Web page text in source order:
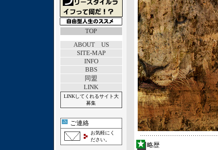
TOP
ABOUT US
SITE-MAP
INFO
BBS
同盟
LINK
LINKしてくれるサイト大
募集
ご連絡
お気軽にく
ださい。
略歴